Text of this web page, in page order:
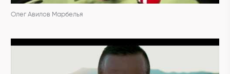
Олег Авилов Марбелья